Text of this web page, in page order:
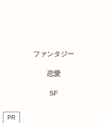
ファンタジー
恋愛
SF
PR